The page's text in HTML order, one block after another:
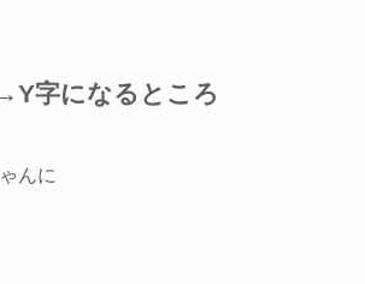
字になるところ
んに